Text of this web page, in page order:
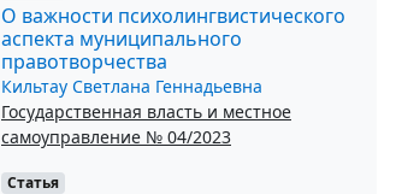
О важности психолингвистического
аспекта муниципального
правотворчества
Кильтау Светлана Геннадьевна
Государственная власть и местное
самоуправление № 04/2023
Статья